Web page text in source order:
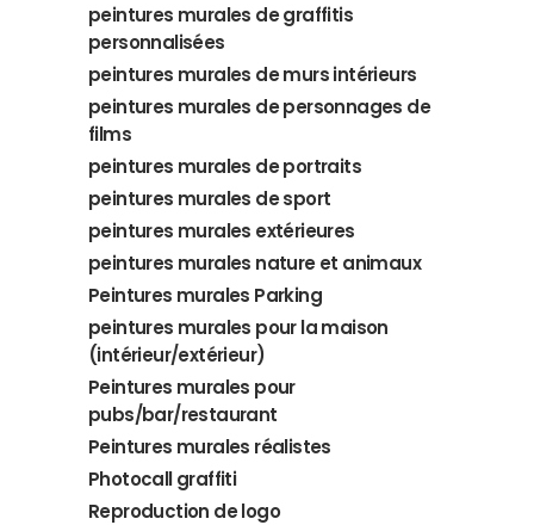
peintures murales de graffitis
personnalisées
peintures murales de murs intérieurs
peintures murales de personnages de
films
peintures murales de portraits
peintures murales de sport
peintures murales extérieures
peintures murales nature et animaux
Peintures murales Parking
peintures murales pour la maison
(intérieur/extérieur)
Peintures murales pour
pubs/bar/restaurant
Peintures murales réalistes
Photocall graffiti
Reproduction de logo